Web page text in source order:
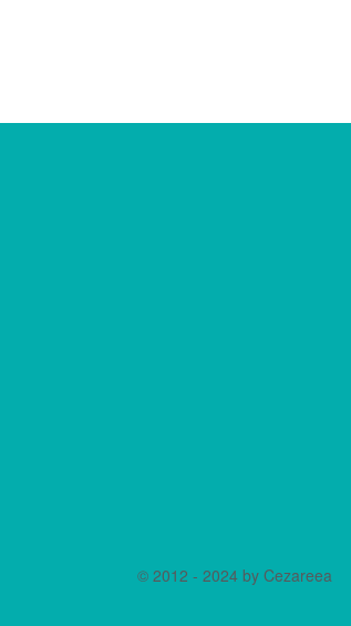
© 2012 - 2024 by Cezareea